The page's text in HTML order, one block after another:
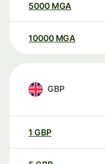
5000 MGA
10000 MGA
GBP
1 GBP